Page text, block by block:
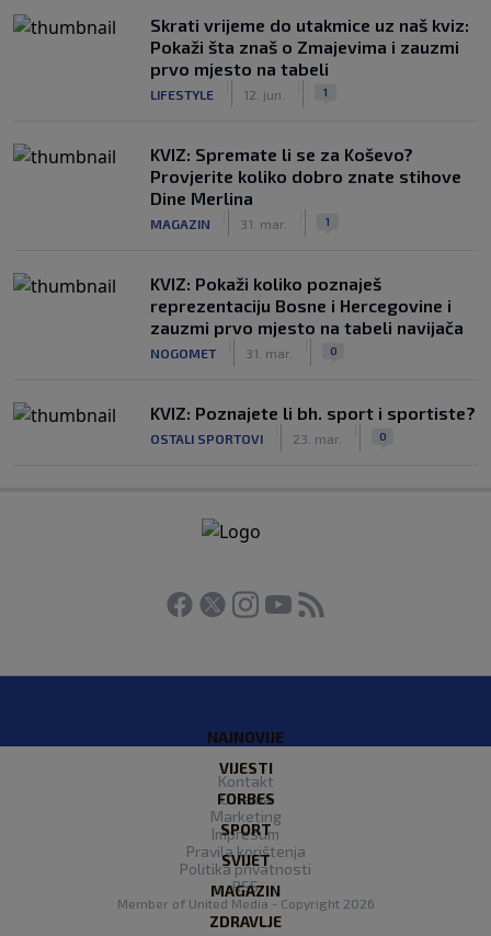
Skrati vrijeme do utakmice uz naš kviz:
Pokaži šta znaš o Zmajevima i zauzmi
prvo mjesto na tabeli
LIFESTYLE 12. jun. 1
KVIZ: Spremate li se za Koševo?
Provjerite koliko dobro znate stihove
Dine Merlina
MAGAZIN 31. mar. 1
KVIZ: Pokaži koliko poznaješ
reprezentaciju Bosne i Hercegovine i
zauzmi prvo mjesto na tabeli navijača
NOGOMET 31. mar. 0
KVIZ: Poznajete li bh. sport i sportiste?
OSTALI SPORTOVI 23. mar. 0
NAJNOVIJE
VIJESTI
FORBES
SPORT
SVIJET
MAGAZIN
ZDRAVLJE
Kontakt
O nama
Marketing
Impresum
Pravila korištenja
Politika privatnosti
RSS
Member of United Media - Copyright 2026